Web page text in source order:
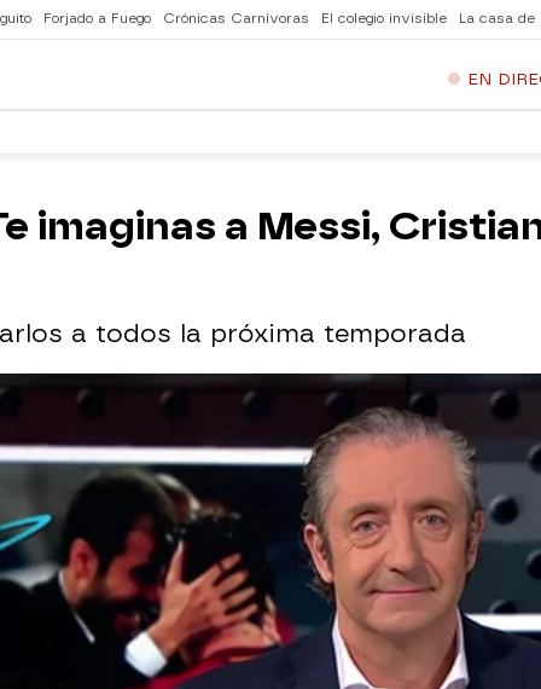
Forjado a Fuego Crónicas Carnívoras El colegio invisible La casa de
EN
imaginas a Messi,
a todos la próxima temporada